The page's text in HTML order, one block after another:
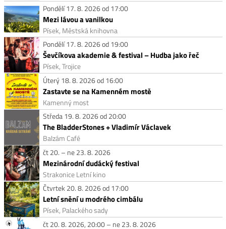
Pondělí 17. 8. 2026 od 17:00
Mezi lávou a vanilkou
Písek, Městská knihovna
Pondělí 17. 8. 2026 od 19:00
Ševčíkova akademie & festival – Hudba jako řeč
Písek, Trojice
Úterý 18. 8. 2026 od 16:00
Zastavte se na Kamenném mostě
Kamenný most
Středa 19. 8. 2026 od 20:00
The BladderStones + Vladimír Václavek
Balzám Café
čt 20. – ne 23. 8. 2026
Mezinárodní dudácký festival
Strakonice Letní kino
Čtvrtek 20. 8. 2026 od 17:00
Letní snění u modrého cimbálu
Písek, Palackého sady
čt 20. 8. 2026, 20:00 – ne 23. 8. 2026